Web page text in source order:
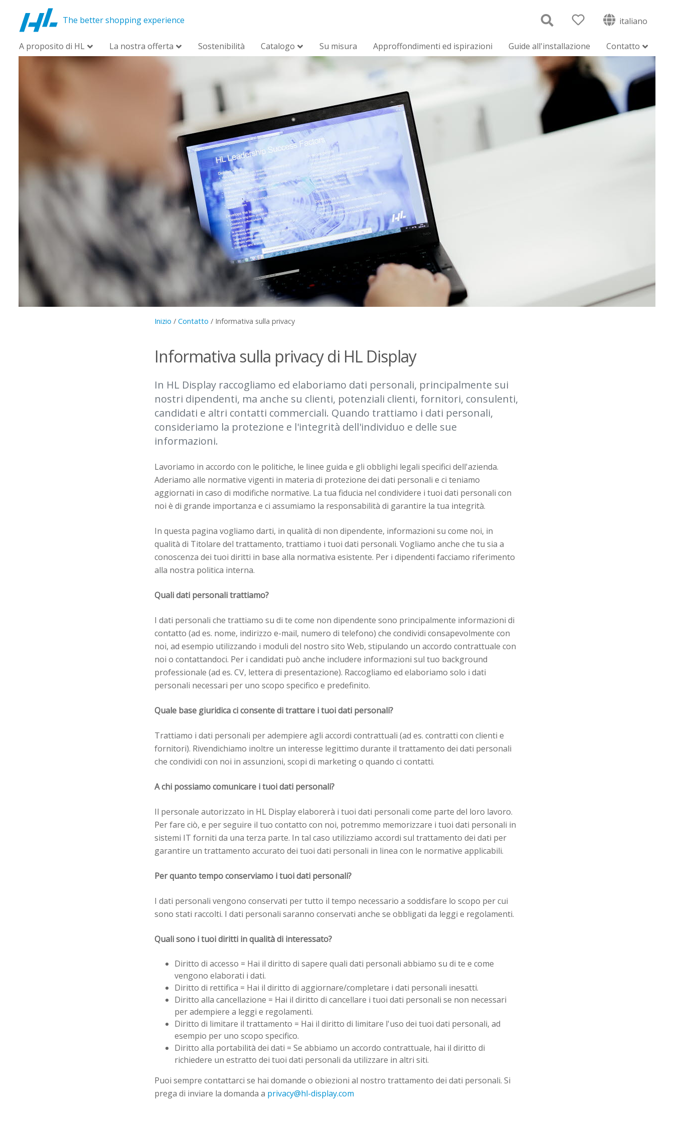
The better shopping experience italiano
A proposito di HL La nostra offerta Sostenibilità Catalogo Su misura Approffondimenti ed ispirazioni Guide all'installazione Contatto
Inizio / Contatto / Informativa sulla privacy
Informativa sulla privacy di HL Display
In HL Display raccogliamo ed elaboriamo dati personali, principalmente sui
nostri dipendenti, ma anche su clienti, potenziali clienti, fornitori, consulenti,
candidati e altri contatti commerciali. Quando trattiamo i dati personali,
consideriamo la protezione e l'integrità dell'individuo e delle sue
informazioni.
Lavoriamo in accordo con le politiche, le linee guida e gli obblighi legali specifici dell'azienda.
Aderiamo alle normative vigenti in materia di protezione dei dati personali e ci teniamo
aggiornati in caso di modifiche normative. La tua fiducia nel condividere i tuoi dati personali con
noi è di grande importanza e ci assumiamo la responsabilità di garantire la tua integrità.
In questa pagina vogliamo darti, in qualità di non dipendente, informazioni su come noi, in
qualità di Titolare del trattamento, trattiamo i tuoi dati personali. Vogliamo anche che tu sia a
conoscenza dei tuoi diritti in base alla normativa esistente. Per i dipendenti facciamo riferimento
alla nostra politica interna.
Quali dati personali trattiamo?
I dati personali che trattiamo su di te come non dipendente sono principalmente informazioni di
contatto (ad es. nome, indirizzo e-mail, numero di telefono) che condividi consapevolmente con
noi, ad esempio utilizzando i moduli del nostro sito Web, stipulando un accordo contrattuale con
noi o contattandoci. Per i candidati può anche includere informazioni sul tuo background
professionale (ad es. CV, lettera di presentazione). Raccogliamo ed elaboriamo solo i dati
personali necessari per uno scopo specifico e predefinito.
Quale base giuridica ci consente di trattare i tuoi dati personali?
Trattiamo i dati personali per adempiere agli accordi contrattuali (ad es. contratti con clienti e
fornitori). Rivendichiamo inoltre un interesse legittimo durante il trattamento dei dati personali
che condividi con noi in assunzioni, scopi di marketing o quando ci contatti.
A chi possiamo comunicare i tuoi dati personali?
Il personale autorizzato in HL Display elaborerà i tuoi dati personali come parte del loro lavoro.
Per fare ciò, e per seguire il tuo contatto con noi, potremmo memorizzare i tuoi dati personali in
sistemi IT forniti da una terza parte. In tal caso utilizziamo accordi sul trattamento dei dati per
garantire un trattamento accurato dei tuoi dati personali in linea con le normative applicabili.
Per quanto tempo conserviamo i tuoi dati personali?
I dati personali vengono conservati per tutto il tempo necessario a soddisfare lo scopo per cui
sono stati raccolti. I dati personali saranno conservati anche se obbligati da leggi e regolamenti.
Quali sono i tuoi diritti in qualità di interessato?
Diritto di accesso = Hai il diritto di sapere quali dati personali abbiamo su di te e come
vengono elaborati i dati.
Diritto di rettifica = Hai il diritto di aggiornare/completare i dati personali inesatti.
Diritto alla cancellazione = Hai il diritto di cancellare i tuoi dati personali se non necessari
per adempiere a leggi e regolamenti.
Diritto di limitare il trattamento = Hai il diritto di limitare l'uso dei tuoi dati personali, ad
esempio per uno scopo specifico.
Diritto alla portabilità dei dati = Se abbiamo un accordo contrattuale, hai il diritto di
richiedere un estratto dei tuoi dati personali da utilizzare in altri siti.
Puoi sempre contattarci se hai domande o obiezioni al nostro trattamento dei dati personali. Si
prega di inviare la domanda a privacy@hl-display.com